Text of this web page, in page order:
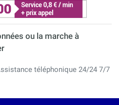
ou la marche à
téléphonique 24/24 7/7